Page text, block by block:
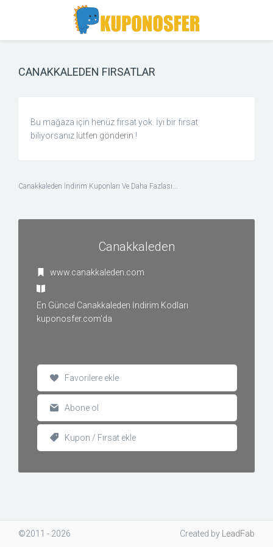
navigation
CANAKKALEDEN FIRSATLAR
Bu mağaza için henüz fırsat yok. İyi bir fırsat
biliyorsanız lütfen gönderin !
Canakkaleden İndirim Kuponları Ve Daha Fazlası...
Canakkaleden
www.canakkaleden.com
En Güncel Canakkaleden İndirim Kodları
kuponosfer.com'da
Favorilere ekle
Abone ol
Kupon / Fırsat ekle
©2011 - 2026 Created by LeadFab